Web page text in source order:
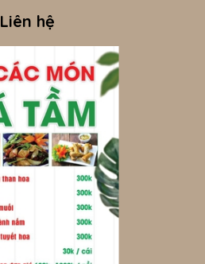
Liên hệ